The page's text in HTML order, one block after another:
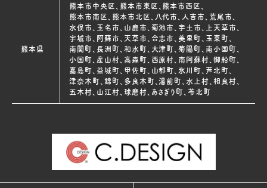
熊本県
熊本市中央区、熊本市東区、熊本市西区、
熊本市南区、熊本市北区、八代市、人吉市、荒尾市、
水俣市、玉名市、山鹿市、菊池市、宇土市、上天草市、
宇城市、阿蘇市、天草市、合志市、美里町、玉東町、
南関町、長洲町、和水町、大津町、菊陽町、南小国町、
小国町、産山村、高森町、西原村、南阿蘇村、御船町、
嘉島町、益城町、甲佐町、山都町、氷川町、芦北町、
津奈木町、錦町、多良木町、湯前町、水上村、相良村、
五木村、山江村、球磨村、あさぎり町、苓北町